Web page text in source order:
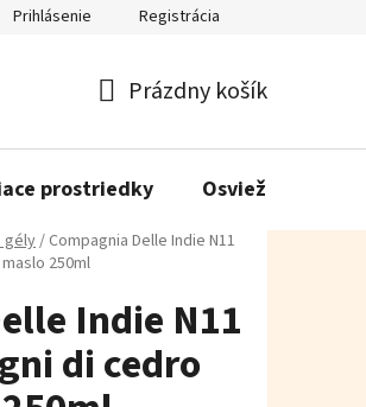
Prihlásenie Registrácia
košík
Prázdny košík
prostriedky Osviežovače
gély/ Compagnia Delle Indie N11
250ml
Indie N11
di cedro